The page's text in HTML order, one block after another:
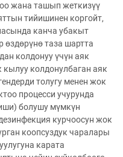
жана ташып жеткизүү
тийишинен коргойт,
канча убакыт
таза шартта
колдонуу үчүн аяк
колдонулбаган аяк
толугу менен жок
процесси учурунда
болушу мүмкүн
курчоосун жок
коопсуздук чаралары
карата